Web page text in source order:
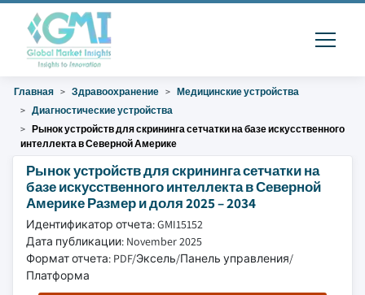
Главная Здравоохранение
Медицинские устройства
Диагностические устройства
Рынок устройств для скрининга сетчатки на базе искусственного
интеллекта в Северной Америке
Рынок устройств для скрининга сетчатки на
базе искусственного интеллекта в Северной
Америке Размер и доля 2025 – 2034
Идентификатор отчета: GMI15152
Дата публикации: November 2025
Формат отчета: PDF/Эксель/Панель управления/
Платформа